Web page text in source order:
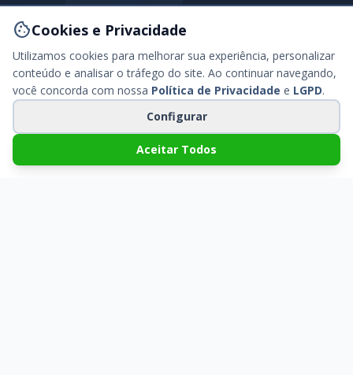
cookieCookies e Privacidade
Utilizamos cookies para melhorar sua experiência, personalizar
conteúdo e analisar o tráfego do site. Ao continuar navegando,
você concorda com nossa Política de Privacidade e LGPD.
Configurar
Aceitar Todos